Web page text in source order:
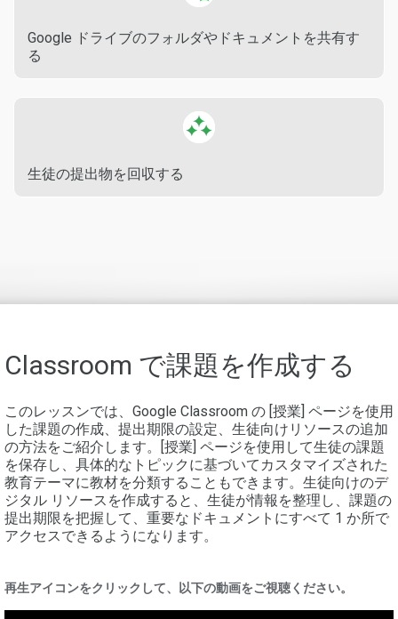
Google ドライブのフォルダやドキュメントを共有す
る
生徒の提出物を回収する
Classroom で課題を作成する
このレッスンでは、Google Classroom の [授業] ページを使用
した課題の作成、提出期限の設定、生徒向けリソースの追加
の方法をご紹介します。[授業] ページを使用して生徒の課題
を保存し、具体的なトピックに基づいてカスタマイズされた
教育テーマに教材を分類することもできます。生徒向けのデ
ジタル リソースを作成すると、生徒が情報を整理し、課題の
提出期限を把握して、重要なドキュメントにすべて 1 か所で
アクセスできるようになります。
再生アイコンをクリックして、以下の動画をご視聴ください。